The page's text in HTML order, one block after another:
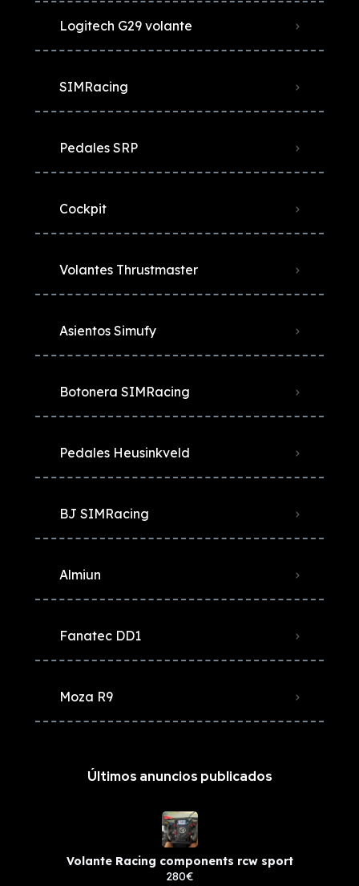
Logitech G29 volante
SIMRacing
Pedales SRP
Cockpit
Volantes Thrustmaster
Asientos Simufy
Botonera SIMRacing
Pedales Heusinkveld
BJ SIMRacing
Almiun
Fanatec DD1
Moza R9
Últimos anuncios publicados
Volante Racing components rcw sport
280€